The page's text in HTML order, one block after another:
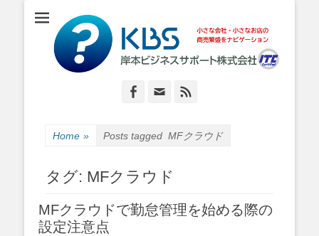
岸本ビジネスサポ
ート株式会社
小さな会社・小さなお店のIT経営をナビゲーション
Facebook
Email
Home » Posts tagged MFクラウド
タグ: MFクラウド
MFクラウドで勤怠管理を始める際の
設定注意点